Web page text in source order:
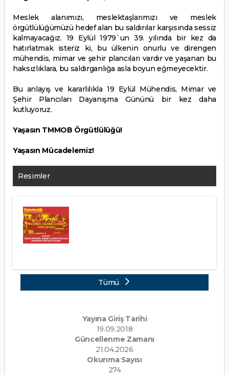
Meslek alanımızı, meslektaşlarımızı ve meslek
örgütlülüğümüzü hedef alan bu saldırılar karşısında sessiz
kalmayacağız. 19 Eylül 1979`un 39. yılında bir kez da
hatırlatmak isteriz ki, bu ülkenin onurlu ve direngen
mühendis, mimar ve şehir plancıları vardır ve yaşanan bu
haksızlıklara, bu saldırganlığa asla boyun eğmeyecektir.
Bu anlayış ve kararlılıkla 19 Eylül Mühendis, Mimar ve
Şehir Plancıları Dayanışma Gününü bir kez daha
kutluyoruz.
Yaşasın TMMOB Örgütlülüğü!
Yaşasın Mücadelemiz!
Resimler
Tümü
Yayına Giriş Tarihi
19.09.2018
Güncellenme Zamanı
21.04.2026
Okunma Sayısı
274